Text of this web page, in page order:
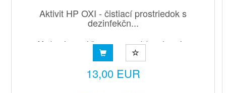
Aktivit HP OXI - čistiací prostriedok s
dezinfekčn...
Moderný penivý čistiaci prostriedok s výrazným
dezinfekčným účinkom určený na čistenie a dezinfekciu
podláh a ...
13,00 EUR